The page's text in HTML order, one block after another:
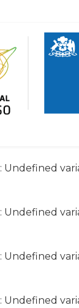
: Undefined
: Undefined
: Undefined
: Undefined